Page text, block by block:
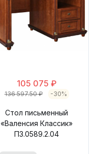
105 075 ₽
136 597.50 ₽ -30%
Стол письменный
«Валенсия Классик»
П3.0589.2.04